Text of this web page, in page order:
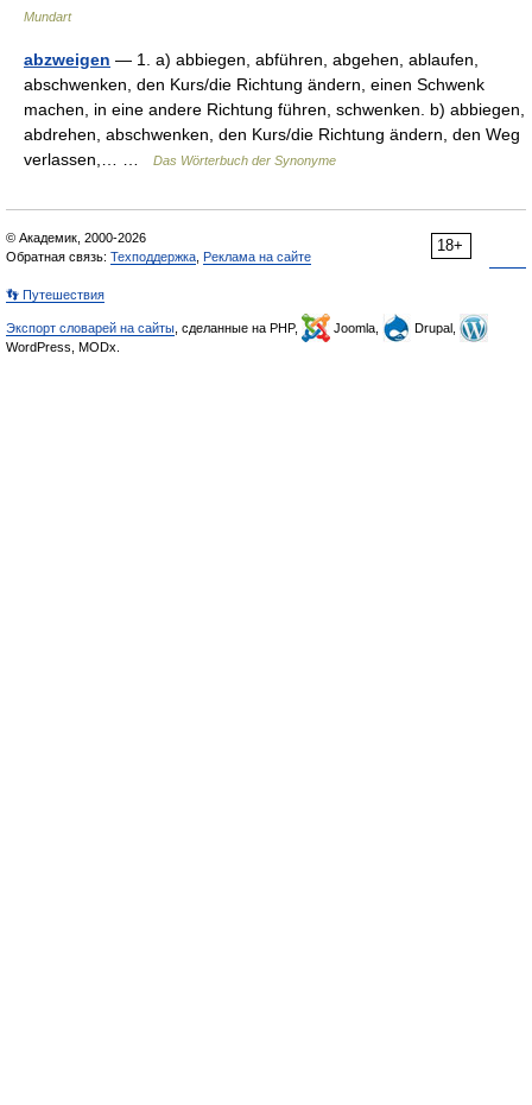
Mundart
abzweigen — 1. a) abbiegen, abführen, abgehen, ablaufen,
abschwenken, den Kurs/die Richtung ändern, einen Schwenk
machen, in eine andere Richtung führen, schwenken. b) abbiegen,
abdrehen, abschwenken, den Kurs/die Richtung ändern, den Weg
verlassen,… …
Das Wörterbuch der Synonyme
18+
© Академик, 2000-2026
Обратная связь: Техподдержка Реклама на сайте
👣 Путешествия
Экспорт словарей на сайты , сделанные на PHP, Joomla,
Drupal,
WordPress, MODx.